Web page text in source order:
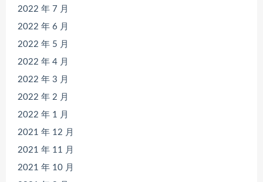
2022 年 7 月
2022 年 6 月
2022 年 5 月
2022 年 4 月
2022 年 3 月
2022 年 2 月
2022 年 1 月
2021 年 12 月
2021 年 11 月
2021 年 10 月